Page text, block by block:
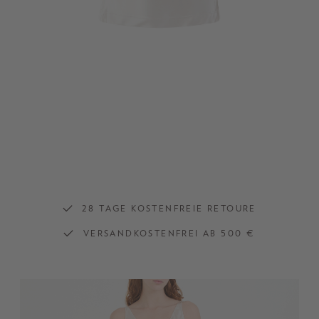
28 TAGE KOSTENFREIE RETOURE
VERSANDKOSTENFREI AB 500 €